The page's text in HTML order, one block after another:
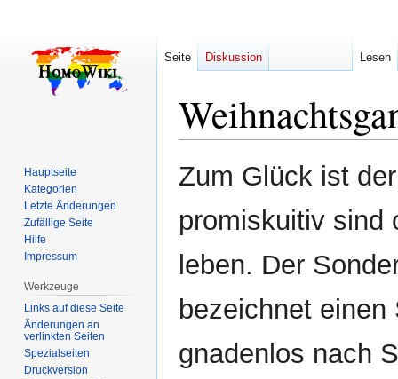
Zur
Navigation
Zur
Suche
Zum Glück ist
promiskuitiv sind
leben. Der
bezeichnet
gnadenlos nach
Seite Diskussion Lesen
Hauptseite
Kategorien
Letzte Änderungen
Zufällige Seite
Hilfe
Impressum
Werkzeuge
Links auf diese Seite
Änderungen an
verlinkten Seiten
Spezialseiten
Druckversion